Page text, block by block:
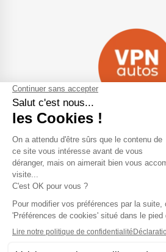
Navigation
Qui sommes-nous ?
VPN Autos Pro - Notre site de
voitures d'occasion pour
professionnels & marchands
Plan
Mentions légales
Blog
Me